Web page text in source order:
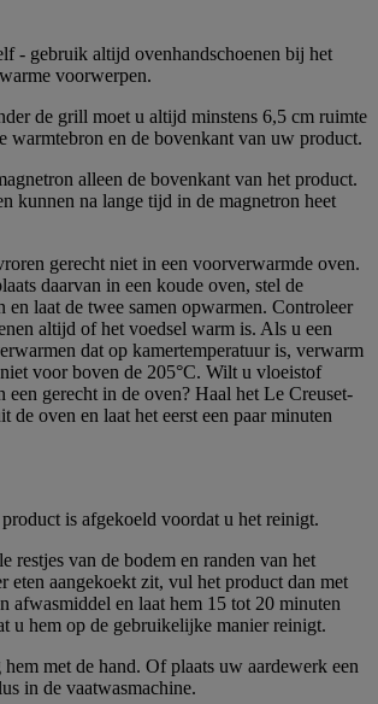
- gebruik altijd ovenhandschoenen bij het
voorwerpen.
de grill moet u altijd minstens 6,5 cm ruimte
warmtebron en de bovenkant van uw product.
alleen de bovenkant van het product.
kunnen na lange tijd in de magnetron heet
gerecht niet in een voorverwarmde oven.
daarvan in een koude oven, stel de
en laat de twee samen opwarmen. Controleer
altijd of het voedsel warm is. Als u een
dat op kamertemperatuur is, verwarm
voor boven de 205°C. Wilt u vloeistof
een gerecht in de oven? Haal het Le Creuset-
de oven en laat het eerst een paar minuten
is afgekoeld voordat u het reinigt.
restjes van de bodem en randen van het
eten aangekoekt zit, vul het product dan met
afwasmiddel en laat hem 15 tot 20 minuten
u hem op de gebruikelijke manier reinigt.
hem met de hand. Of plaats uw aardewerk een
in de vaatwasmachine.